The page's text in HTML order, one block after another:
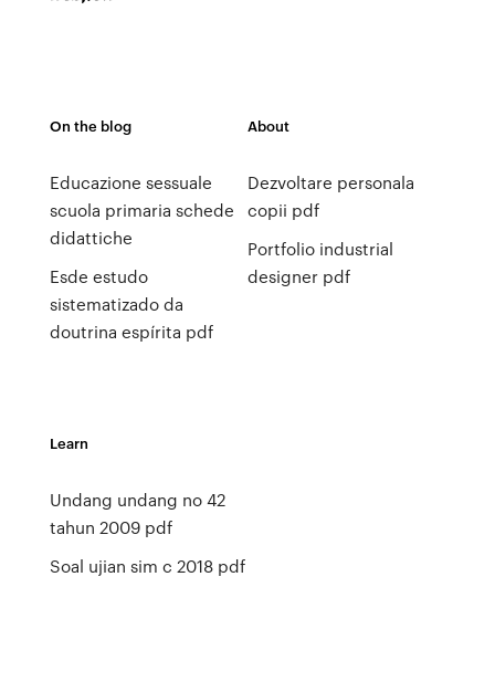
On the blog
Educazione sessuale
scuola primaria schede
didattiche
Esde estudo
sistematizado da
doutrina espírita pdf
About
Dezvoltare personala
copii pdf
Portfolio industrial
designer pdf
Learn
Undang undang no 42
tahun 2009 pdf
Soal ujian sim c 2018 pdf